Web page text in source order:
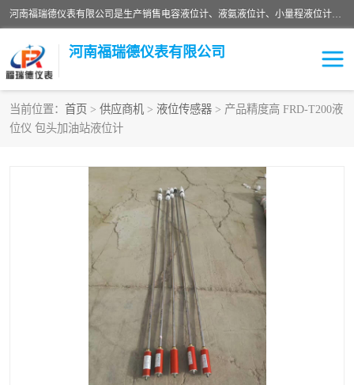
河南福瑞德仪表有限公司是生产销售电容液位计、液氨液位计、小量程液位计定制、智能锅炉水位计、液氮液位计等；并在产品开发、研制的过程中，吸取国内外仪器仪表的技术精华，建立了一支高、精、尖的科研开发队伍，使产品性能不断升级。
河南福瑞德仪表有限公司
当前位置： 首页 > 供应商机 > 液位传感器 > 产品精度高 FRD-T200液
位仪 包头加油站液位计
液位计
流量传感器
液氮液位计
液位计传感器定制
物位计
测漏仪
锅炉水位计